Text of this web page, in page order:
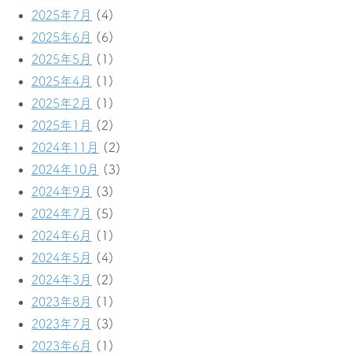
2025年7月
(4)
2025年6月
(6)
2025年5月
(1)
2025年4月
(1)
2025年2月
(1)
2025年1月
(2)
2024年11月
(2)
2024年10月
(3)
2024年9月
(3)
2024年7月
(5)
2024年6月
(1)
2024年5月
(4)
2024年3月
(2)
2023年8月
(1)
2023年7月
(3)
2023年6月
(1)